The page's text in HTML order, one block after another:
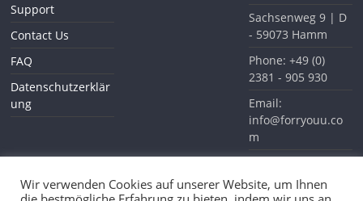
Support
Contact Us
FAQ
Datenschutzerklär
ung
Sachsenweg 9 | D
- 59073 Hamm
Phone: +49 (0)
2381 - 905 930
Email:
info@forryouu.co
m
www.forryouu.com
Wir verwenden Cookies auf unserer Website, um Ihnen